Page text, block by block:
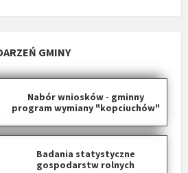
GMINY
Nabór wniosków - gminny
program wymiany "kopciuchów"
Badania statystyczne
gospodarstw rolnych